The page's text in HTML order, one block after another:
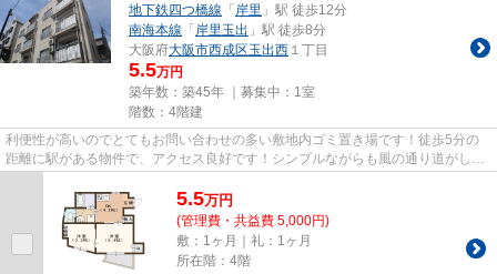
地下鉄四つ橋線 「 岸里 」駅 徒歩12分
南海本線 「 岸里玉出 」駅 徒歩8分
大阪府大阪市西成区玉出西 １丁目
5.5万円
築年数：築45年 ｜募集中： 1室
階数：4階建
利便性が高いのでとてもお問い合わせの多い敷地内ゴミ置き場です！徒歩5分の
距離に駅がある物件で、アクセス良好です！シンプルながらも風の通り道がしっ
5.5万円
(管理費・共益費 5,000円)
敷：1ヶ月｜礼：1ヶ月
所在階：4階